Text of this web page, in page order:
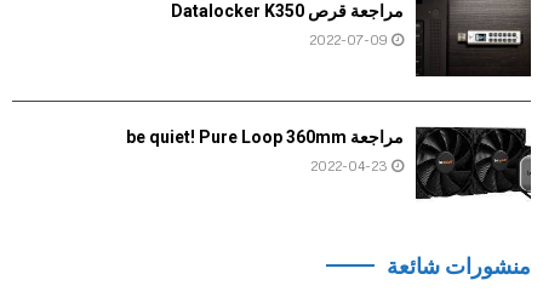
مراجعة قرص Datalocker K350
2022-07-09
مراجعة be quiet! Pure Loop 360mm
2022-04-23
منشورات شائعة